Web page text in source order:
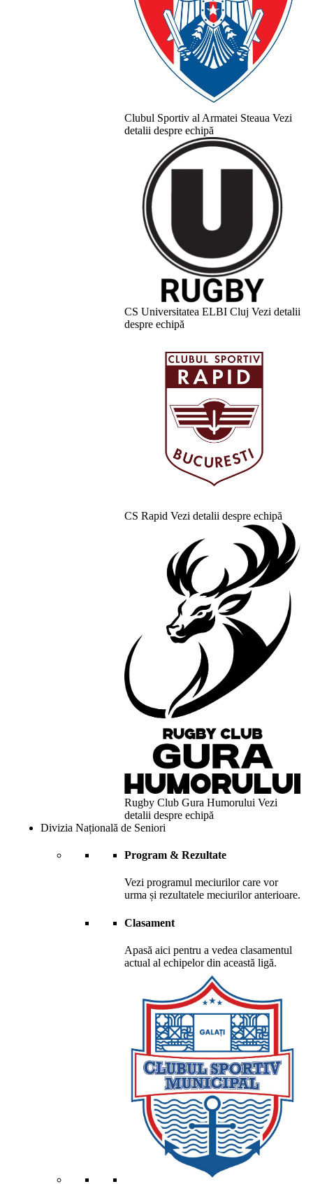
Clubul Sportiv al Armatei Steaua Vezi
detalii despre echipă
CS Universitatea ELBI Cluj Vezi detalii
despre echipă
CS Rapid Vezi detalii despre echipă
Rugby Club Gura Humorului Vezi
detalii despre echipă
Divizia Națională de Seniori
Program & Rezultate
Vezi programul meciurilor care vor
urma și rezultatele meciurilor anterioare.
Clasament
Apasă aici pentru a vedea clasamentul
actual al echipelor din această ligă.